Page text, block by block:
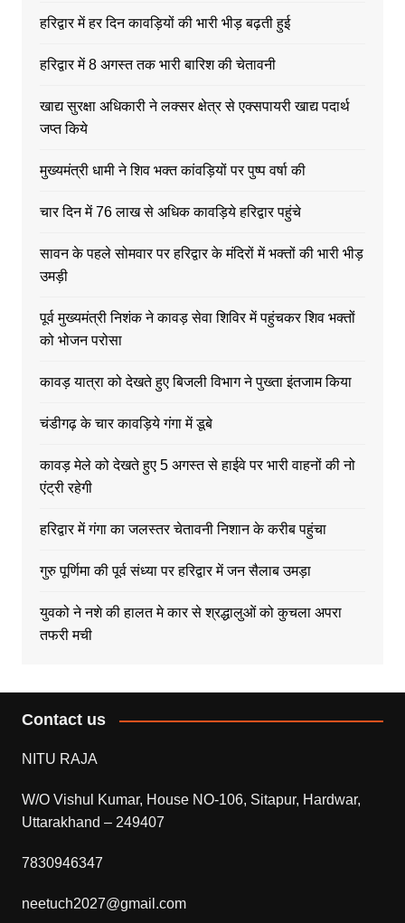
हरिद्वार में हर दिन कावड़ियों की भारी भीड़ बढ़ती हुई
हरिद्वार में 8 अगस्त तक भारी बारिश की चेतावनी
खाद्य सुरक्षा अधिकारी ने लक्सर क्षेत्र से एक्सपायरी खाद्य पदार्थ
जप्त किये
मुख्यमंत्री धामी ने शिव भक्त कांवड़ियों पर पुष्प वर्षा की
चार दिन में 76 लाख से अधिक कावड़िये हरिद्वार पहुंचे
सावन के पहले सोमवार पर हरिद्वार के मंदिरों में भक्तों की भारी भीड़
उमड़ी
पूर्व मुख्यमंत्री निशंक ने कावड़ सेवा शिविर में पहुंचकर शिव भक्तों
को भोजन परोसा
कावड़ यात्रा को देखते हुए बिजली विभाग ने पुख्ता इंतजाम किया
चंडीगढ़ के चार कावड़िये गंगा में डूबे
कावड़ मेले को देखते हुए 5 अगस्त से हाईवे पर भारी वाहनों की नो
एंट्री रहेगी
हरिद्वार में गंगा का जलस्तर चेतावनी निशान के करीब पहुंचा
गुरु पूर्णिमा की पूर्व संध्या पर हरिद्वार में जन सैलाब उमड़ा
युवको ने नशे की हालत मे कार से श्रद्धालुओं को कुचला अपरा
तफरी मची
Contact us
NITU RAJA
W/O Vishul Kumar, House NO-106, Sitapur, Hardwar,
Uttarakhand – 249407
7830946347
neetuch2027@gmail.com